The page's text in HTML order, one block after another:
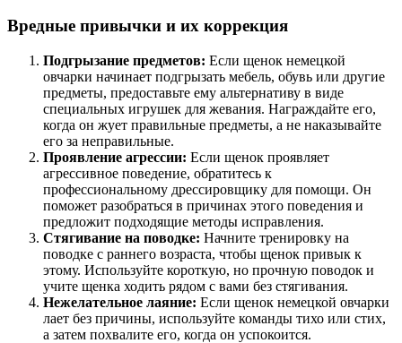
Вредные привычки и их коррекция
Подгрызание предметов: Если щенок немецкой
овчарки начинает подгрызать мебель, обувь или другие
предметы, предоставьте ему альтернативу в виде
специальных игрушек для жевания. Награждайте его,
когда он жует правильные предметы, а не наказывайте
его за неправильные.
Проявление агрессии: Если щенок проявляет
агрессивное поведение, обратитесь к
профессиональному дрессировщику для помощи. Он
поможет разобраться в причинах этого поведения и
предложит подходящие методы исправления.
Стягивание на поводке: Начните тренировку на
поводке с раннего возраста, чтобы щенок привык к
этому. Используйте короткую, но прочную поводок и
учите щенка ходить рядом с вами без стягивания.
Нежелательное лаяние: Если щенок немецкой овчарки
лает без причины, используйте команды тихо или стих,
а затем похвалите его, когда он успокоится.